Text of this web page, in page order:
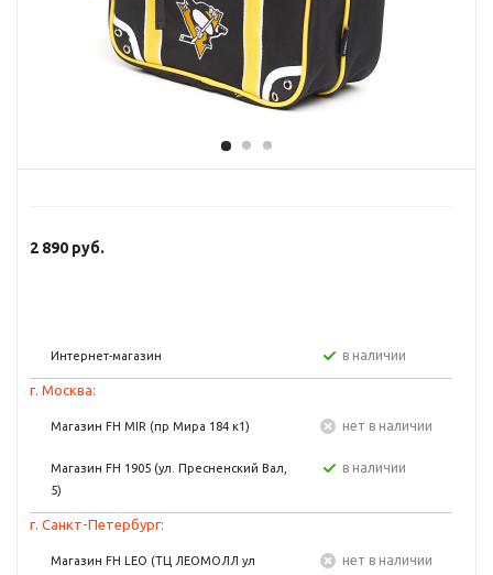
2 890 руб.
Интернет-магазин в наличии
г. Москва:
Магазин FH MIR (пр Мира 184 к1) Нет в наличии
Магазин FH 1905 (ул. Пресненский Вал,
5)
в наличии
г. Санкт-Петербург:
Магазин FH LEO (ТЦ ЛЕОМОЛЛ ул
Нет в наличии